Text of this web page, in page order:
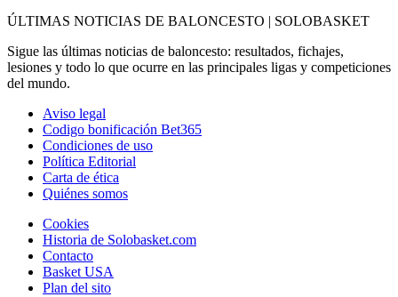
ÚLTIMAS NOTICIAS DE BALONCESTO | SOLOBASKET
Sigue las últimas noticias de baloncesto: resultados, fichajes,
lesiones y todo lo que ocurre en las principales ligas y competiciones
del mundo.
Aviso legal
Codigo bonificación Bet365
Condiciones de uso
Política Editorial
Carta de ética
Quiénes somos
Cookies
Historia de Solobasket.com
Contacto
Basket USA
Plan del sito